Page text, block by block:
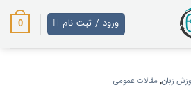
ورود / ثبت نام 0
زبان, مقالات عمومی